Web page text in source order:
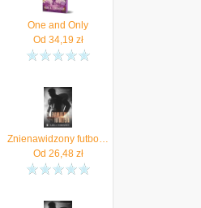
One and Only
Od 34,19 zł
Znienawidzony futbolista (EPUB)
Od 26,48zł